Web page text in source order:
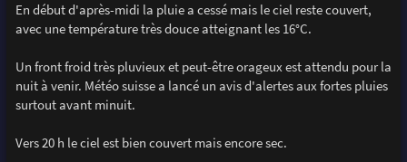
En début d'après-midi la pluie a cessé mais le ciel reste couvert,
avec une température très douce atteignant les 16°C.
Un front froid très pluvieux et peut-être orageux est attendu pour la
nuit à venir. Météo suisse a lancé un avis d'alertes aux fortes pluies
surtout avant minuit.
Vers 20 h le ciel est bien couvert mais encore sec.